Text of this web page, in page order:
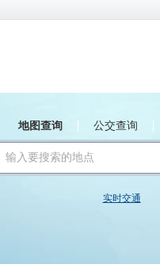
地图查询 公交查询
实时交通